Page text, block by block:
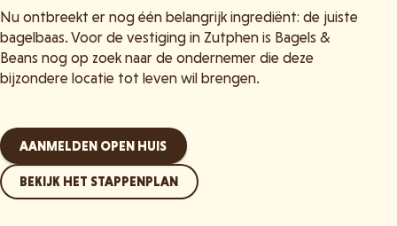
Nu ontbreekt er nog één belangrijk ingrediënt: de juiste
bagelbaas. Voor de vestiging in Zutphen is Bagels &
Beans nog op zoek naar de ondernemer die deze
bijzondere locatie tot leven wil brengen.
AANMELDEN OPEN HUIS
BEKIJK HET STAPPENPLAN